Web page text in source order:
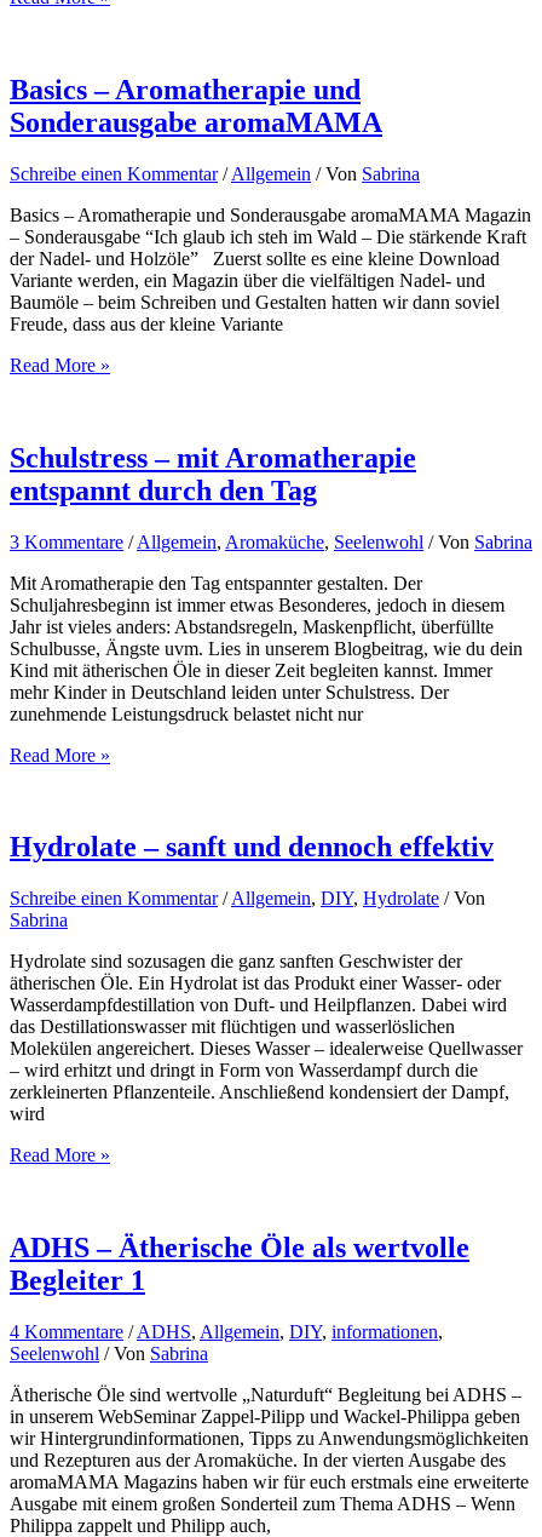
Basics – Aromatherapie und
Sonderausgabe aromaMAMA
Schreibe einen Kommentar /Allgemein / Von Sabrina
Basics – Aromatherapie und Sonderausgabe aromaMAMA Magazin
– Sonderausgabe “Ich glaub ich steh im Wald – Die stärkende Kraft
der Nadel- und Holzöle” Zuerst sollte es eine kleine Download
Variante werden, ein Magazin über die vielfältigen Nadel- und
Baumöle – beim Schreiben und Gestalten hatten wir dann soviel
Freude, dass aus der kleine Variante
Basics
Sonderausgabe
aromaMAMA
Read More »
Schulstress – mit Aromatherapie
entspannt durch den Tag
3 Kommentare /Allgemein, Aromaküche, Seelenwohl / Von Sabrina
Mit Aromatherapie den Tag entspannter gestalten. Der
Schuljahresbeginn ist immer etwas Besonderes, jedoch in diesem
Jahr ist vieles anders: Abstandsregeln, Maskenpflicht, überfüllte
Schulbusse, Ängste uvm. Lies in unserem Blogbeitrag, wie du dein
Kind mit ätherischen Öle in dieser Zeit begleiten kannst. Immer
mehr Kinder in Deutschland leiden unter Schulstress. Der
zunehmende Leistungsdruck belastet nicht nur
Schulstress
entspannt
durch
Tag
Read More »
Hydrolate – sanft und dennoch effektiv
Schreibe einen Kommentar /Allgemein, DIY, Hydrolate / Von
Sabrina
Hydrolate sind sozusagen die ganz sanften Geschwister der
ätherischen Öle. Ein Hydrolat ist das Produkt einer Wasser- oder
Wasserdampfdestillation von Duft- und Heilpflanzen. Dabei wird
das Destillationswasser mit flüchtigen und wasserlöslichen
Molekülen angereichert. Dieses Wasser – idealerweise Quellwasser
– wird erhitzt und dringt in Form von Wasserdampf durch die
zerkleinerten Pflanzenteile. Anschließend kondensiert der Dampf,
wird
Hydrolate
dennoch
effektiv
Read More »
ADHS – Ätherische Öle als wertvolle
Begleiter 1
4 Kommentare /ADHS, Allgemein, DIY, informationen,
Seelenwohl / Von Sabrina
Ätherische Öle sind wertvolle „Naturduft“ Begleitung bei ADHS –
in unserem WebSeminar Zappel-Pilipp und Wackel-Philippa geben
wir Hintergrundinformationen, Tipps zu Anwendungsmöglichkeiten
und Rezepturen aus der Aromaküche. In der vierten Ausgabe des
aromaMAMA Magazins haben wir für euch erstmals eine erweiterte
Ausgabe mit einem großen Sonderteil zum Thema ADHS – Wenn
Philippa zappelt und Philipp auch,